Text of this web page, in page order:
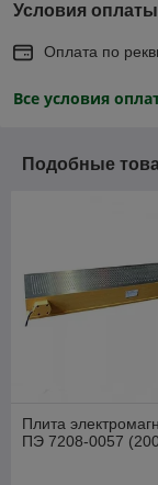
Условия оплаты
Оплата по
Все условия
Подобные
Плита
ПЭ 7208-0057